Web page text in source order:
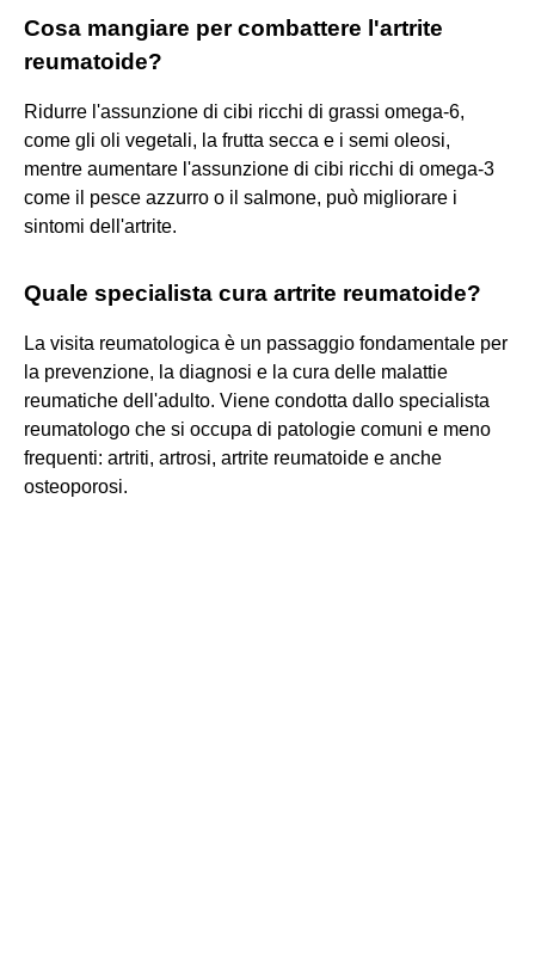
Cosa mangiare per combattere l'artrite
reumatoide?
Ridurre l'assunzione di cibi ricchi di grassi omega-6,
come gli oli vegetali, la frutta secca e i semi oleosi,
mentre aumentare l'assunzione di cibi ricchi di omega-3
come il pesce azzurro o il salmone, può migliorare i
sintomi dell'artrite.
Quale specialista cura artrite reumatoide?
La visita reumatologica è un passaggio fondamentale per
la prevenzione, la diagnosi e la cura delle malattie
reumatiche dell'adulto. Viene condotta dallo specialista
reumatologo che si occupa di patologie comuni e meno
frequenti: artriti, artrosi, artrite reumatoide e anche
osteoporosi.